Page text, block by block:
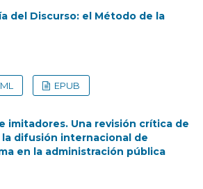
del Discurso: el Método de la
EPUB
imitadores. Una revisión crítica de
difusión internacional de
en la administración pública